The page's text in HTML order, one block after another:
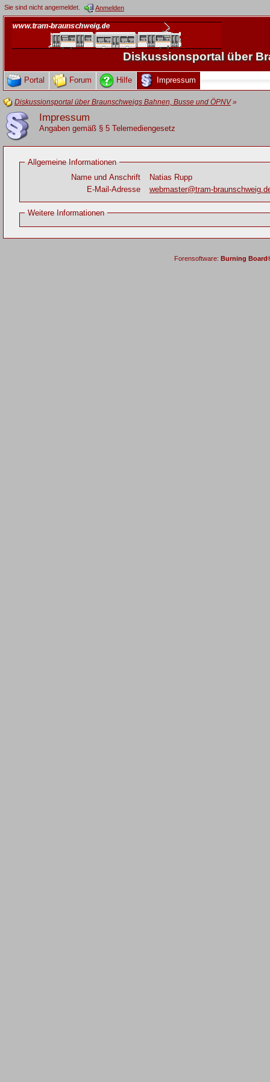
Sie sind nicht angemeldet. Anmelden
Diskussionsportal über
Portal Forum Hilfe Impressum
Diskussionsportal über Braunschweigs Bahnen, Busse und ÖPNV»
Impressum
Angaben gemäß § 5 Telemediengesetz
Allgemeine Informationen
Name und Anschrift
Natias Rupp
E-Mail-Adresse
webmaster@tram-
Weitere Informationen
Forensoftware: Burning